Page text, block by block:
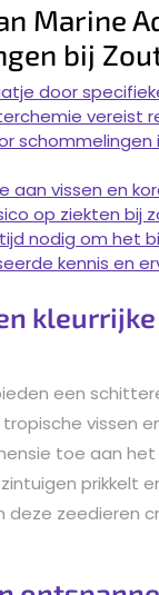
Marine
bij
door
vereist
aan vissen en
op ziekten
nodig om het
kennis en
een
vissen
toe aan
prikkelt
deze zeedieren